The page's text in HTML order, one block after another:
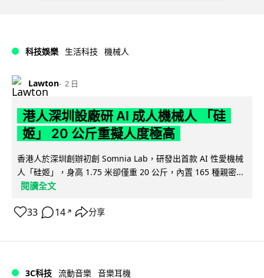
科技娛樂 生活科技 機械人
Lawton 2 日
港人深圳設廠研 AI 成人機械人 「硅
姬」 20 公斤重擬人度極高
香港人於深圳創辦初創 Somnia Lab，研發出首款 AI 性愛機械
人「硅姬」，身高 1.75 米卻僅重 20 公斤，內置 165 種親密...
閱讀全文
33 14 ↗ 分享
3C科技 流動音樂 音樂耳機